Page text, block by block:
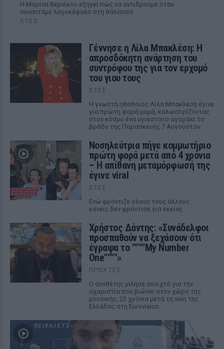
Η Μαρίνα Βερνίκου εξηγεί πώς να αντιδρούμε όταν
συναντάμε λαγοκέφαλο στη θάλασσα
ΧΤΕΣ
Γέννησε η Λίλα Μπακλέση: Η
απροσδόκητη ανάρτηση του
συντρόφου της για τον ερχομό
του γιου τους
ΧΤΕΣ
Η γνωστή ηθοποιός Λίλα Μπακλέση έγινε
για πρώτη φορά μαμά, καλωσορίζοντας
στον κόσμο ένα υγιέστατο αγοράκι το
βράδυ της Παρασκευής 7 Αυγούστου.
Νοσηλεύτρια πήγε κομμωτήριο
πρώτη φορά μετά από 4 χρόνια
– Η απίθανη μεταμόρφωσή της
έγινε viral
ΧΤΕΣ
Ενώ φρόντιζε όλους τους άλλους...
κανείς δεν φρόντισε για εκείνη
Χρήστος Δάντης: «Συνάδελφοι
προσπαθούν να ξεχάσουν ότι
έγραψα το """"My Number
One""""»
ΠΡΟΧΤΈΣ
Ο συνθέτης μίλησε ανοιχτά για την
αχαριστία που βιώνει στον χώρο της
μουσικής, 22 χρόνια μετά τη νίκη της
Ελλάδας στη Eurovision.